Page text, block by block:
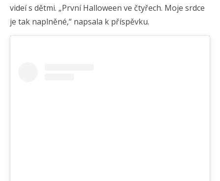
videí s dětmi. „První Halloween ve čtyřech. Moje srdce
je tak naplněné,“ napsala k příspěvku.